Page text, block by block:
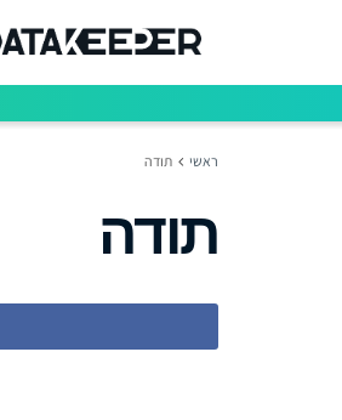
ראשי תודה
תודה